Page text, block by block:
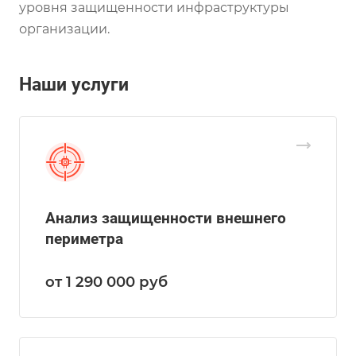
уровня защищенности инфраструктуры
организации.
Наши услуги
Анализ защищенности внешнего
периметра
от 1 290 000 руб